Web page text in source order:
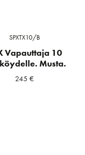
SPXTX10/B
Vapauttaja 10
Musta.
245€